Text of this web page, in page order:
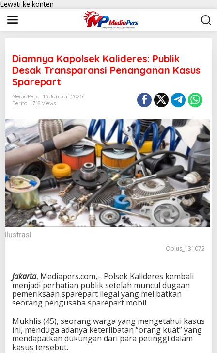
Lewati ke konten
Diamnya Kapolsek Kalideres: Publik
Desak Transparansi Penanganan Kasus
Sparepart
MediaPers
16 Januari 2025
Berita
718 Views
Oplus_131072
Jakarta, Mediapers.com,– Polsek Kalideres kembali
menjadi perhatian publik setelah muncul dugaan
pemeriksaan sparepart ilegal yang melibatkan
seorang pengusaha sparepart mobil.
Mukhlis (45), seorang warga yang mengetahui kasus
ini, menduga adanya keterlibatan “orang kuat” yang
mendapatkan dukungan dari para petinggi dalam
kasus tersebut.